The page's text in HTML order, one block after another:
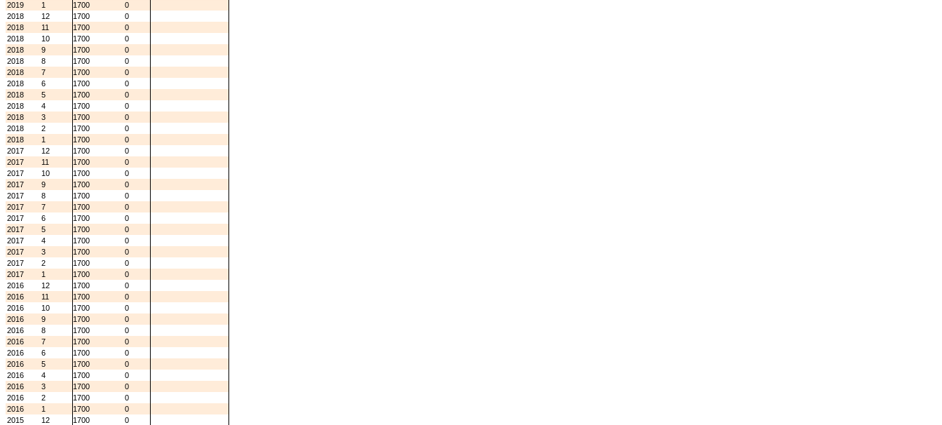
2019
1 1700
0
2018
12 1700
0
2018
11 1700
0
2018
10 1700
0
2018
9 1700
0
2018
8 1700
0
2018
7 1700
0
2018
6 1700
0
2018
5 1700
0
2018
4 1700
0
2018
3 1700
0
2018
2 1700
0
2018
1 1700
0
2017
12 1700
0
2017
11 1700
0
2017
10 1700
0
2017
9 1700
0
2017
8 1700
0
2017
7 1700
0
2017
6 1700
0
2017
5 1700
0
2017
4 1700
0
2017
3 1700
0
2017
2 1700
0
2017
1 1700
0
2016
12 1700
0
2016
11 1700
0
2016
10 1700
0
2016
9 1700
0
2016
8 1700
0
2016
7 1700
0
2016
6 1700
0
2016
5 1700
0
2016
4 1700
0
2016
3 1700
0
2016
2 1700
0
2016
1 1700
0
2015
12 1700
0